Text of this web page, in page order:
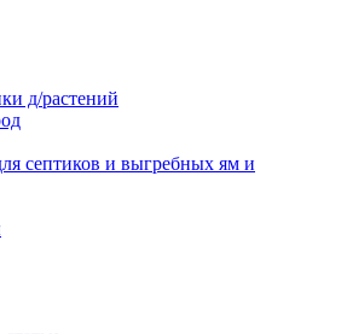
д/растений
септиков и выгребных ям и